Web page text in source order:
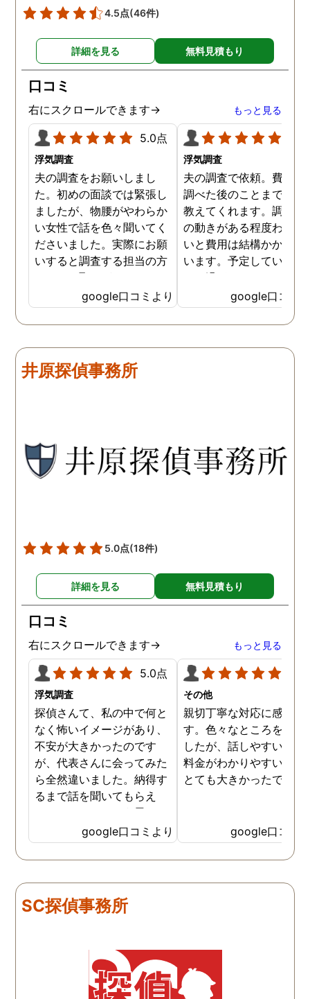
ケアもしてもらったり色々
とお世話になりました！
4.5点(46件)
詳細を見る 無料見積もり
口コミ
右にスクロールできます→ もっと見る
5.0点
浮気調査
夫の調査をお願いしまし
た。初めの面談では緊張し
ましたが、物腰がやわらか
い女性で話を色々聞いてく
ださいました。実際にお願
いすると調査する担当の方
とのやり取りがメインで、
色々不安や心配な事の共有
をしてくれました。探偵の
方に依頼となると丸投げで
が、二人三脚で協力しあい
ながら、進めて行った感じ
と思います。思い切ってお
願いして良かったです。 こ
の度はありがとうございま
google口コミより
浮気調査
夫の調査で依頼。費用や
調べた後のことまで詳し
教えてくれます。調査対
の動きがある程度わから
いと費用は結構かかると
います。予定していた時
より過ぎてしまいました
が、そのまま調査してい
だき、しっかり証拠取れ
した。あ、もちろん過ぎ
調査が終わって今後どう
とうございました。
google口コミ
井原探偵事務所
5.0点(18件)
詳細を見る 無料見積もり
口コミ
右にスクロールできます→ もっと見る
5.0点
浮気調査
探偵さんて、私の中で何と
なく怖いイメージがあり、
不安が大きかったのです
が、代表さんに会ってみた
ら全然違いました。納得す
るまで話を聞いてもらえ
て、ここならという思いで
依頼しました。代表さんが
私と一緒に戦ってくれてる
感じがして、心強かったで
現在離婚調停中です。弁護
士さんも紹介してもらえて
google口コミより
その他
親切丁寧な対応に感謝し
す。色々なところを探し
したが、話しやすいこと
料金がわかりやすいこと
とても大きかったです。
google口コミ
SC探偵事務所